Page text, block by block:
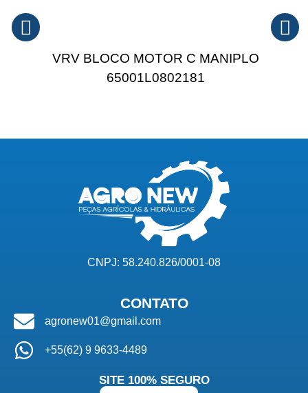
VRV BLOCO MOTOR C MANIPLO
65001L0802181
CNPJ: 58.240.826/0001-08
CONTATO
agronew01@gmail.com
+55(62) 9 9633-4489
SITE 100% SEGURO